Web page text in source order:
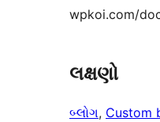
wpkoi.com/
લક્ષણો
બ્લોગ, Custom